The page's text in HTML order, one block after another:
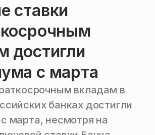
ставки
достигли
с марта
вкладам в
банках достигли
марта, несмотря на